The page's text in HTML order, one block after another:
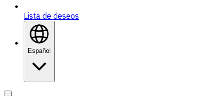
Lista de deseos
Español